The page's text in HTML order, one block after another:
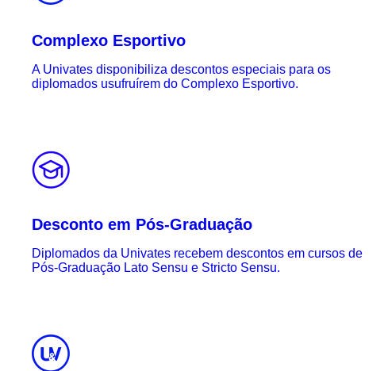
Complexo Esportivo
A Univates disponibiliza descontos especiais para os
diplomados usufruírem do Complexo Esportivo.
Desconto em Pós-Graduação
Diplomados da Univates recebem descontos em cursos de
Pós-Graduação Lato Sensu e Stricto Sensu.